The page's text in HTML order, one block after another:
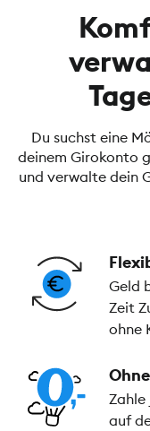
Du suchst eine
deinem Girokonto
und verwalte dein
Geld
Zeit
ohne
Zahle
auf